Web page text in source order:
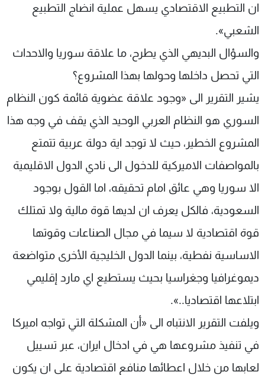
ان التطبيع الاقتصادي يسهل عملية انضاج التطبيع
الشعبي».
والسؤال البديهي الذي يطرح، ما علاقة سوريا والاحداث
التي تحصل داخلها وحولها بهذا المشروع؟
يشير التقرير الى «وجود علاقة عضوية قائمة كون النظام
السوري هو النظام العربي الوحيد الذي يقف في وجه هذا
المشروع الخطير، حيث لا توجد اية دولة عربية تتمتع
بالمواصفات الاميركية للدخول الى نادي الدول الاقليمية
الا سوريا وهي عائق امام تحقيقه، اما القول بوجود
السعودية، فالكل يعرف ان لديها قوة مالية ولا تمتلك
قوة اقتصادية لا سيما في مجال الصناعات وقوتها
الاساسية نفطية، بينما الدول الخليجية الأخرى متواضعة
ديموغرافيا وجغراسيا بحيث يستطيع اي مارد إقليمي
ابتلاعها اقتصاديا..».
ويلفت التقرير الانتباه الى «أن المشكلة التي تواجه اميركا
في تنفيذ مشروعها هي في ادخال ايران، عبر تسييل
لعابها من خلال اعطائها منافع اقتصادية على ان يكون